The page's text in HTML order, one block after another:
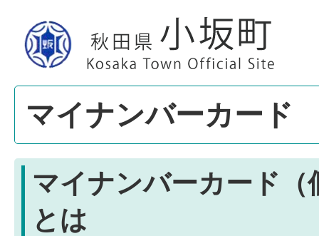
マイナンバーカード
マイナンバーカード（
とは